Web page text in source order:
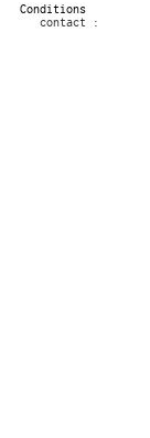
Conditions
contact :